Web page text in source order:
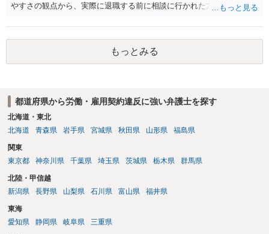
やすさの観点から、実際に退職する前に相談に行かれた方がよいかと
もっとみる
都道府県から労働・雇用契約違反に強い弁護士を探す
北海道・東北
北海道
青森県 岩手県 宮城県 秋田県 山形県 福島県
関東
東京都
神奈川県 千葉県 埼玉県 茨城県 栃木県 群馬県
北陸・甲信越
新潟県
長野県 山梨県 石川県 富山県 福井県
東海
愛知県
静岡県 岐阜県 三重県